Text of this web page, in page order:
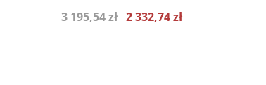
3 195,54 zł 2 332,74 zł